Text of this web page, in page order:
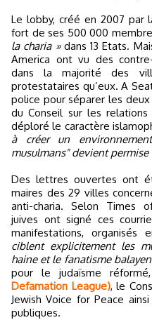
Le lobby, créé en 2007 par
fort de ses 500 000
la charia »dans 13 Etats.
America ont vu des
dans la majorité des
protestataires qu’eux. A
police pour séparer les
du Conseil sur les relations
déploré le caractère
à créer un
musulmans" devient permise
Des lettres ouvertes ont
maires des 29 villes
anti-charia. Selon Times
juives ont signé ces
manifestations, organisés
ciblent explicitement les
haine et le fanatisme
pour le judaïsme
Defamation League), le
Jewish Voice for Peace
publiques.